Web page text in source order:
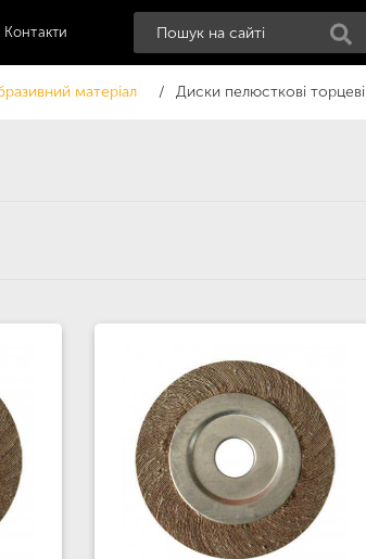
Контакти
матеріал Диски пелюсткові торцеві